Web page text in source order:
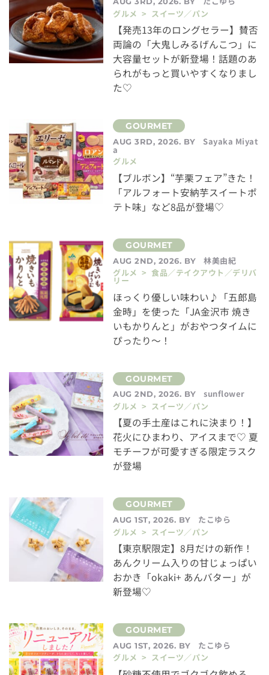
グルメ > スイーツ／パン
【発売13年のロングセラー】賛否
両論の「大鬼しみるげんこつ」に
大容量セットが新登場！話題のあ
られがもっと買いやすくなりまし
た♡
AUG 3RD, 2026. BY Sayaka Miyat
a
グルメ
【ブルボン】“芋栗フェア”きた！
「アルフォート安納芋スイートポ
テト味」など8品が登場♡
AUG 2ND, 2026. BY
林美由紀
グルメ > 食品／テイクアウト／デリバ
リー
ほっくり優しい味わい♪「五郎島
金時」を使った「JA金沢市 焼き
いもかりんと」がおやつタイムに
ぴったり～！
AUG 2ND, 2026. BY
sunflower
グルメ > スイーツ／パン
【夏の手土産はこれに決まり！】
花火にひまわり、アイスまで♡ 夏
モチーフが可愛すぎる限定ラスク
が登場
AUG 1ST, 2026. BY
たこゆら
グルメ > スイーツ／パン
【東京駅限定】8月だけの新作！
あんクリーム入りの甘じょっぱい
おかき「okaki+ あんバター」が
新登場♡
AUG 1ST, 2026. BY
たこゆら
グルメ > スイーツ／パン